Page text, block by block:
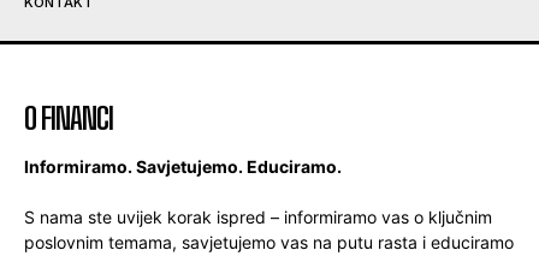
O FINANCI
Informiramo. Savjetujemo. Educiramo.
S nama ste uvijek korak ispred – informiramo vas o ključnim
poslovnim temama, savjetujemo vas na putu rasta i educiramo